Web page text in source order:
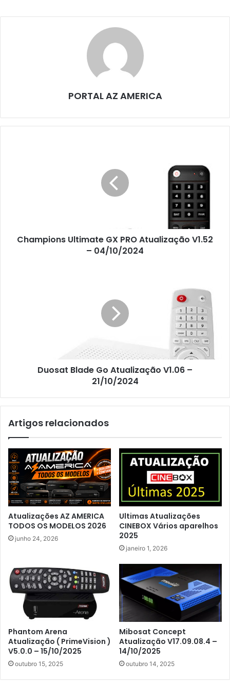
PORTAL AZ AMERICA
Champions Ultimate GX PRO Atualização V1.52
– 04/10/2024
Duosat Blade Go Atualização V1.06 –
21/10/2024
Artigos relacionados
Atualizações AZ AMERICA
TODOS OS MODELOS 2026
junho 24, 2026
Ultimas Atualizações
CINEBOX Vários aparelhos
2025
janeiro 1, 2026
Phantom Arena
Atualização ( PrimeVision )
V5.0.0 – 15/10/2025
outubro 15, 2025
Mibosat Concept
Atualização V17.09.08.4 –
14/10/2025
outubro 14, 2025